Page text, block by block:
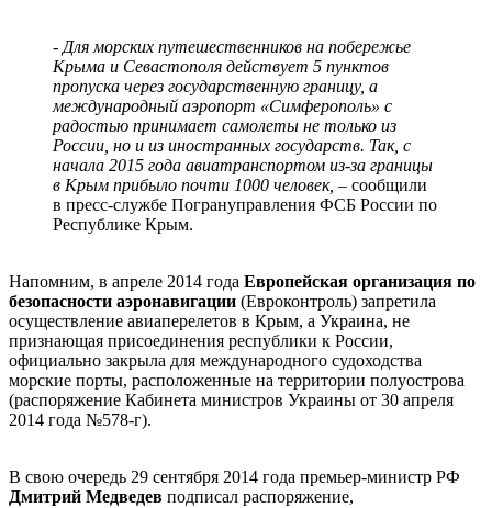
- Для морских путешественников на побережье
Крыма и Севастополя действует 5 пунктов
пропуска через государственную границу, а
международный аэропорт «Симферополь» с
радостью принимает самолеты не только из
России, но и из иностранных государств. Так, с
начала 2015 года авиатранспортом из-за границы
в Крым прибыло почти 1000 человек, – сообщили
в пресс-службе Погрануправления ФСБ России по
Республике Крым.
Напомним, в апреле 2014 года Европейская организация по
безопасности аэронавигации (Евроконтроль) запретила
осуществление авиаперелетов в Крым, а Украина, не
признающая присоединения республики к России,
официально закрыла для международного судоходства
морские порты, расположенные на территории полуострова
(распоряжение Кабинета министров Украины от 30 апреля
2014 года №578-г).
В свою очередь 29 сентября 2014 года премьер-министр РФ
Дмитрий Медведев подписал распоряжение,